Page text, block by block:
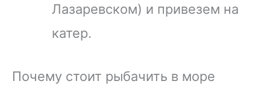
Лазаревском) и привезем на
катер.
Почему стоит рыбачить в море